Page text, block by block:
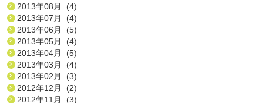
2013年08月 (4)
2013年07月 (4)
2013年06月 (5)
2013年05月 (4)
2013年04月 (5)
2013年03月 (4)
2013年02月 (3)
2012年12月 (2)
2012年11月 (3)